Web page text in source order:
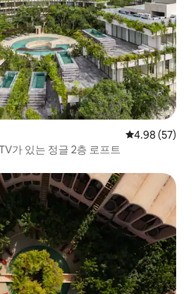
평점 4.98점(5
4.98 (57)
가 있는 정글 2층 로프트